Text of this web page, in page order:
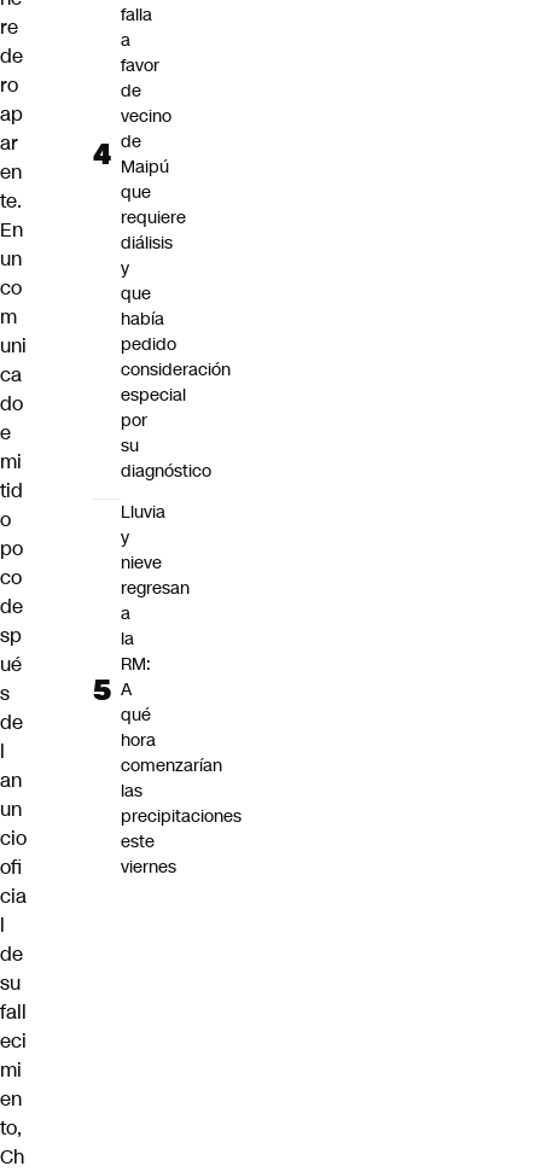
re
de
ro
ap
ar
en
te.
En
un
co
m
uni
ca
do
e
mi
tid
o
po
co
de
sp
ué
s
de
l
an
un
cio
ofi
cia
l
de
su
fall
eci
mi
en
to,
Ch
falla
a
favor
de
vecino
de
Maipú
que
requiere
diálisis
y
que
había
pedido
consideración
especial
por
su
diagnóstico
Lluvia
y
nieve
regresan
a
la
RM:
A
qué
hora
comenzarían
las
precipitaciones
este
viernes